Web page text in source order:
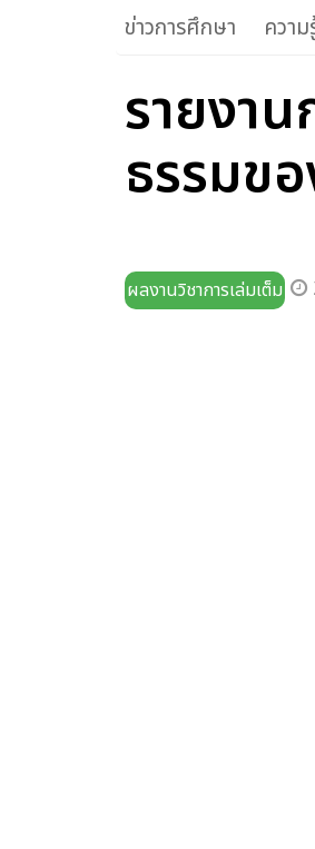
ข่าวการศึกษา ความ
รายงา
ธรรมข
ผลงานวิชาการเล่มเต็ม